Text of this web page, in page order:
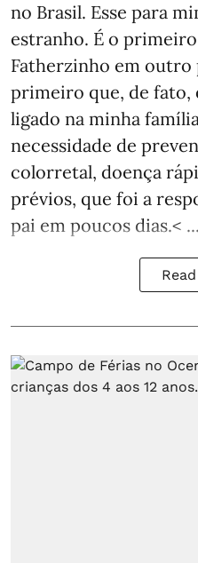
no Brasil. Esse para
estranho. É o
Fatherzinho em outro
primeiro que, de fato,
ligado na minha
necessidade de
colorretal, doença
prévios, que foi a
pai em poucos dias.< ...